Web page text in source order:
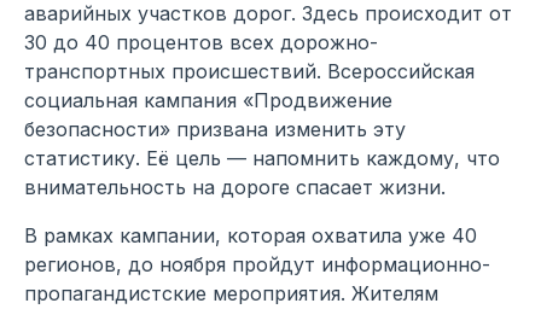
аварийных участков дорог. Здесь происходит от
30 до 40 процентов всех дорожно-
транспортных происшествий. Всероссийская
социальная кампания «Продвижение
безопасности» призвана изменить эту
статистику. Её цель — напомнить каждому, что
внимательность на дороге спасает жизни.
В рамках кампании, которая охватила уже 40
регионов, до ноября пройдут информационно-
пропагандистские мероприятия. Жителям